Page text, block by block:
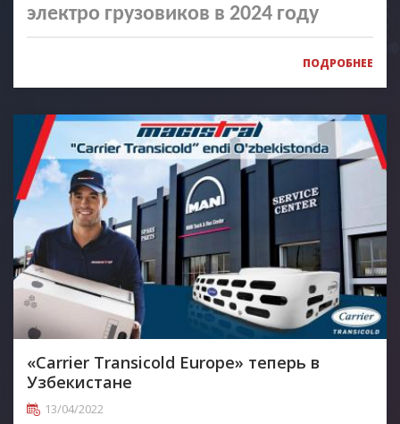
электро грузовиков в 2024 году
ПОДРОБНЕЕ
«Carrier Transicold Europe» теперь в
Узбекистане
13/04/2022